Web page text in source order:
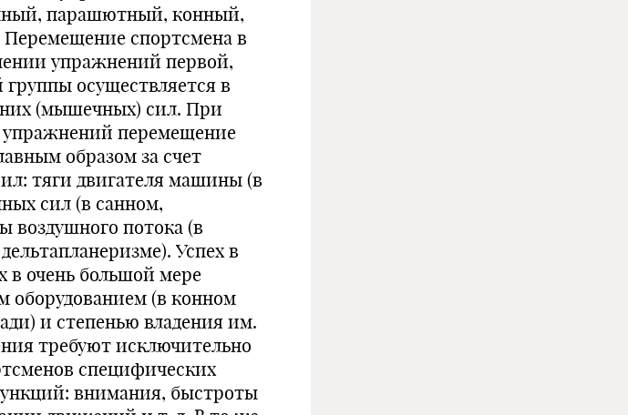
парашютный, конный,
спортсмена в
упражнений первой,
осуществляется в
(мышеч­ных) сил. При
перемещение
образом за счет
тяги двигателя машины (в
сил (в санном,
воздушного потока (в
Успех в
в очень большой мере
оборудованием (в конном
и степенью владения им.
требуют ис­ключительно
специфических
внимания, быстроты